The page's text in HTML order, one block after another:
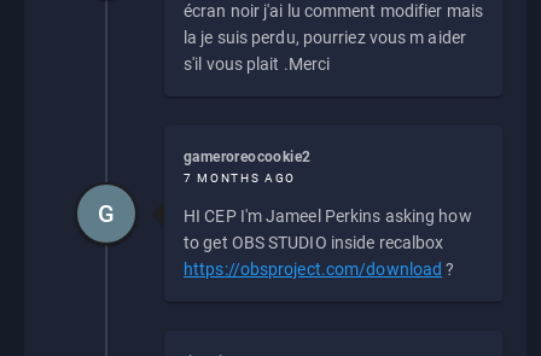
écran noir j'ai lu comment modifier mais
la je suis perdu, pourriez vous m aider
s'il vous plait .Merci
gameroreocookie2
7 MONTHS AGO
HI CEP I'm Jameel Perkins asking how
to get OBS STUDIO inside recalbox
https://obsproject.com/download ?
G